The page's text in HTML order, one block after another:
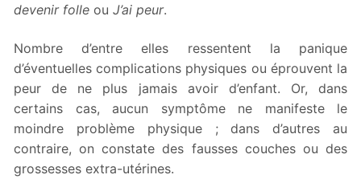
devenir folle ou J’ai peur.
Nombre d’entre elles ressentent la panique
d’éventuelles complications physiques ou éprouvent la
peur de ne plus jamais avoir d’enfant. Or, dans
certains cas, aucun symptôme ne manifeste le
moindre problème physique ; dans d’autres au
contraire, on constate des fausses couches ou des
grossesses extra-utérines.